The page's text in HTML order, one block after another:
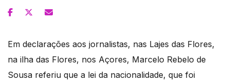
Em declarações aos jornalistas, nas Lajes das Flores,
na ilha das Flores, nos Açores, Marcelo Rebelo de
Sousa referiu que a lei da nacionalidade, que foi